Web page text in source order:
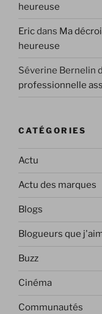
heureuse
Ericdans Ma
heureuse
Séverine Bernelin
professionnelle
CATÉGORIES
Actu
Actu des marques
Blogs
Blogueurs que
Buzz
Cinéma
Communautés